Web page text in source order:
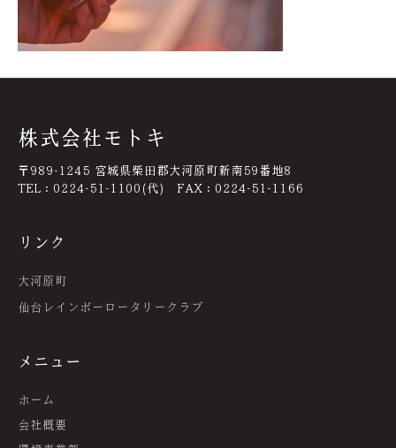
株式会社モトキ
〒989-1245 宮城県柴田郡大河原町新南59番地8
TEL：0224-51-1100(代) FAX：0224-51-1166
リンク
大河原町
仙台レインボーロータリークラブ
メニュー
ホーム
会社概要